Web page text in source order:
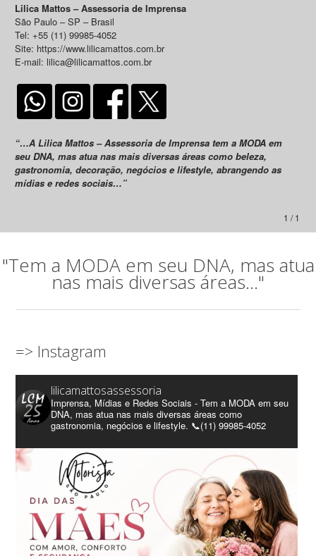
Lilica Mattos – Assessoria de Imprensa
São Paulo – SP – Brasil
Tel: +55 (11) 99985-4052
Site: https://www.lilicamattos.com.br
E-mail: lilica@lilicamattos.com.br
“…A Lilica Mattos – Assessoria de Imprensa tem a MODA em
seu DNA, mas atua nas mais diversas áreas como beleza,
gastronomia, decoração, negócios e lifestyle, abrangendo as
mídias e redes sociais…”
1 / 1
"Tem a MODA em seu DNA, mas atua
nas mais diversas áreas..."
=> Instagram
lilicamattosassessoria
Imprensa, Mídias e Redes Sociais - Tem a MODA em seu
DNA, mas atua nas mais diversas áreas como
gastronomia, negócios e lifestyle. 📞(11) 99985-4052